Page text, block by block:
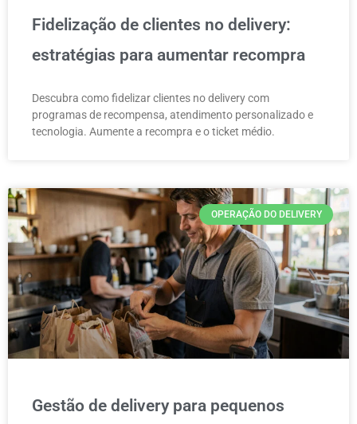
Fidelização de clientes no delivery:
estratégias para aumentar recompra
Descubra como fidelizar clientes no delivery com
programas de recompensa, atendimento personalizado e
tecnologia. Aumente a recompra e o ticket médio.
OPERAÇÃO DO DELIVERY
Gestão de delivery para pequenos